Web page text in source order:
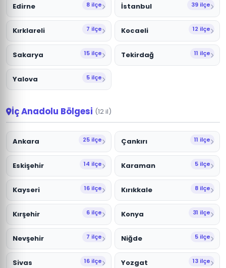
Edirne 8 ilçe İstanbul 39 ilçe
Kırklareli 7 ilçe Kocaeli 12 ilçe
Sakarya 15 ilçe Tekirdağ 11 ilçe
Yalova 5 ilçe
İç Anadolu Bölgesi (12 il)
Ankara 25 ilçe Çankırı 11 ilçe
Eskişehir 14 ilçe Karaman 5 ilçe
Kayseri 16 ilçe Kırıkkale 8 ilçe
Kırşehir 6 ilçe Konya 31 ilçe
Nevşehir 7 ilçe Niğde 5 ilçe
Sivas 16 ilçe Yozgat 13 ilçe